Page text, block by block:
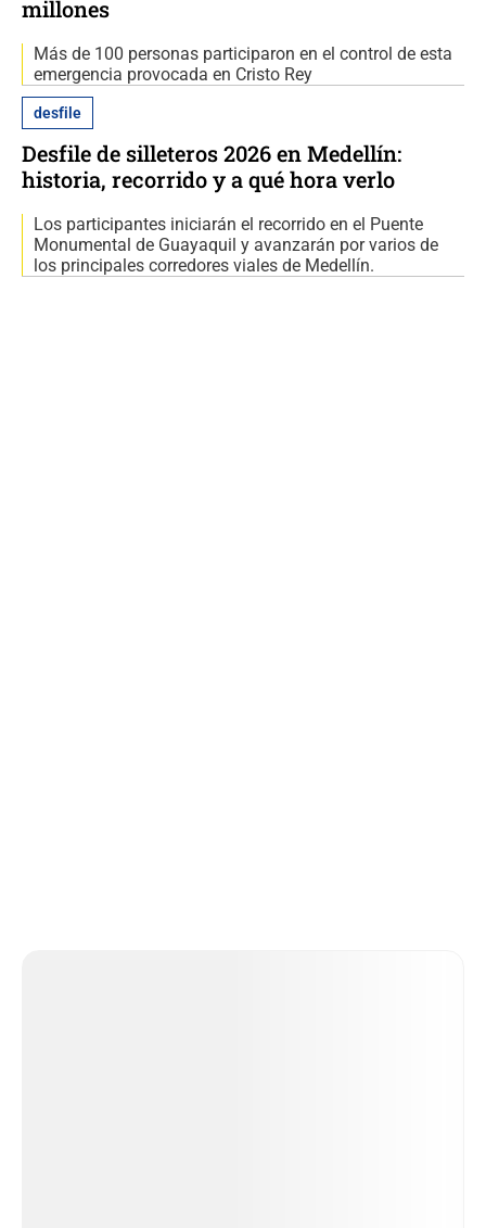
millones
Más de 100 personas participaron en el control de esta
emergencia provocada en Cristo Rey
desfile
Desfile de silleteros 2026 en Medellín:
historia, recorrido y a qué hora verlo
Los participantes iniciarán el recorrido en el Puente
Monumental de Guayaquil y avanzarán por varios de
los principales corredores viales de Medellín.